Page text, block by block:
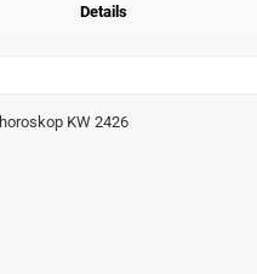
Details